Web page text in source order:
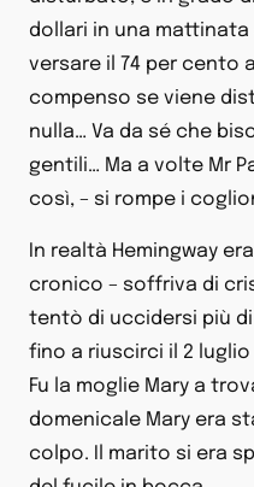
dollari in una
versare il 74 per cento
compenso se viene
nulla… Va da sé che
gentili… Ma a volte Mr
così, – si rompe i
In realtà Hemingway
cronico – soffriva di
tentò di uccidersi più
fino a riuscirci il 2 luglio
Fu la moglie Mary a
domenicale Mary era
colpo. Il marito si era